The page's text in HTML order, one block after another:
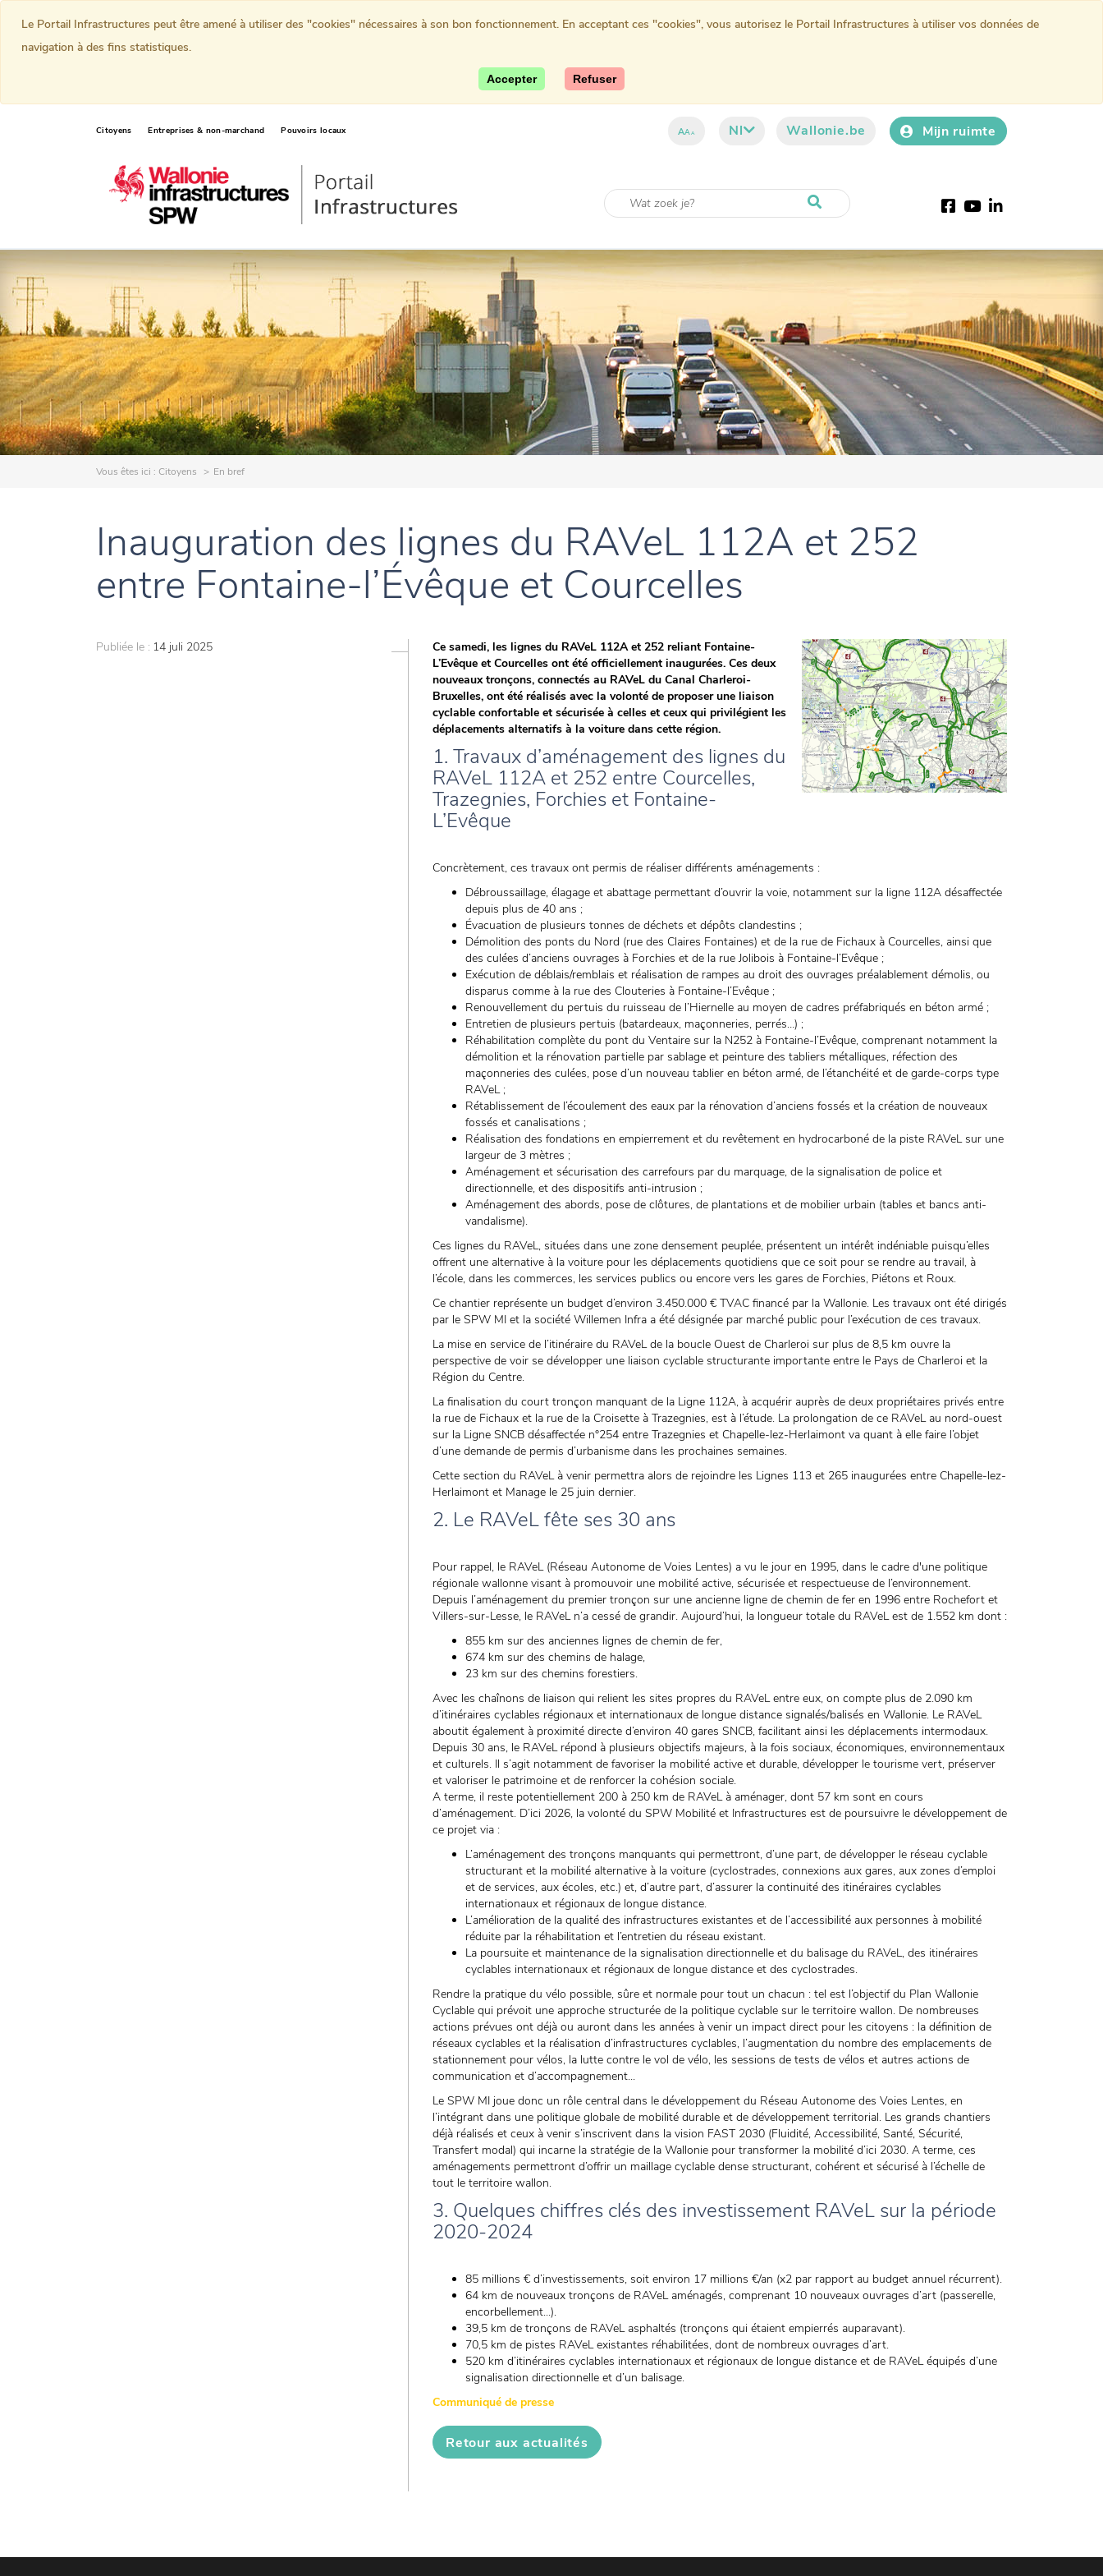
Citoyens Entreprises & non-marchand Pouvoirs locaux AAA Nl Wallonie.be Mijn ruimte
Facebook
YouTube
LinkedIn
Vous êtes ici : Citoyens En bref
Inauguration des lignes du RAVeL 112A et 252
entre Fontaine-l’Évêque et Courcelles
Publiée le : 14 juli 2025
Ce samedi, les lignes du RAVeL 112A et 252 reliant Fontaine-
L’Evêque et Courcelles ont été officiellement inaugurées. Ces deux
nouveaux tronçons, connectés au RAVeL du Canal Charleroi-
Bruxelles, ont été réalisés avec la volonté de proposer une liaison
cyclable confortable et sécurisée à celles et ceux qui privilégient les
déplacements alternatifs à la voiture dans cette région.
1. Travaux d’aménagement des lignes du
RAVeL 112A et 252 entre Courcelles,
Trazegnies, Forchies et Fontaine-
L’Evêque
Concrètement, ces travaux ont permis de réaliser différents aménagements :
Débroussaillage, élagage et abattage permettant d’ouvrir la voie, notamment sur la ligne 112A désaffectée
depuis plus de 40 ans ;
Évacuation de plusieurs tonnes de déchets et dépôts clandestins ;
Démolition des ponts du Nord (rue des Claires Fontaines) et de la rue de Fichaux à Courcelles, ainsi que
des culées d’anciens ouvrages à Forchies et de la rue Jolibois à Fontaine-l’Evêque ;
Exécution de déblais/remblais et réalisation de rampes au droit des ouvrages préalablement démolis, ou
disparus comme à la rue des Clouteries à Fontaine-l’Evêque ;
Renouvellement du pertuis du ruisseau de l’Hiernelle au moyen de cadres préfabriqués en béton armé ;
Entretien de plusieurs pertuis (batardeaux, maçonneries, perrés…) ;
Réhabilitation complète du pont du Ventaire sur la N252 à Fontaine-l’Evêque, comprenant notamment la
démolition et la rénovation partielle par sablage et peinture des tabliers métalliques, réfection des
maçonneries des culées, pose d’un nouveau tablier en béton armé, de l’étanchéité et de garde-corps type
RAVeL ;
Rétablissement de l’écoulement des eaux par la rénovation d’anciens fossés et la création de nouveaux
fossés et canalisations ;
Réalisation des fondations en empierrement et du revêtement en hydrocarboné de la piste RAVeL sur une
largeur de 3 mètres ;
Aménagement et sécurisation des carrefours par du marquage, de la signalisation de police et
directionnelle, et des dispositifs anti-intrusion ;
Aménagement des abords, pose de clôtures, de plantations et de mobilier urbain (tables et bancs anti-
vandalisme).
Ces lignes du RAVeL, situées dans une zone densement peuplée, présentent un intérêt indéniable puisqu’elles
offrent une alternative à la voiture pour les déplacements quotidiens que ce soit pour se rendre au travail, à
l’école, dans les commerces, les services publics ou encore vers les gares de Forchies, Piétons et Roux.
Ce chantier représente un budget d’environ 3.450.000 € TVAC financé par la Wallonie. Les travaux ont été dirigés
par le SPW MI et la société Willemen Infra a été désignée par marché public pour l’exécution de ces travaux.
La mise en service de l’itinéraire du RAVeL de la boucle Ouest de Charleroi sur plus de 8,5 km ouvre la
perspective de voir se développer une liaison cyclable structurante importante entre le Pays de Charleroi et la
Région du Centre.
La finalisation du court tronçon manquant de la Ligne 112A, à acquérir auprès de deux propriétaires privés entre
la rue de Fichaux et la rue de la Croisette à Trazegnies, est à l’étude. La prolongation de ce RAVeL au nord-ouest
sur la Ligne SNCB désaffectée n°254 entre Trazegnies et Chapelle-lez-Herlaimont va quant à elle faire l’objet
d’une demande de permis d’urbanisme dans les prochaines semaines.
Cette section du RAVeL à venir permettra alors de rejoindre les Lignes 113 et 265 inaugurées entre Chapelle-lez-
Herlaimont et Manage le 25 juin dernier.
2. Le RAVeL fête ses 30 ans
Pour rappel, le RAVeL (Réseau Autonome de Voies Lentes) a vu le jour en 1995, dans le cadre d'une politique
régionale wallonne visant à promouvoir une mobilité active, sécurisée et respectueuse de l’environnement.
Depuis l’aménagement du premier tronçon sur une ancienne ligne de chemin de fer en 1996 entre Rochefort et
Villers-sur-Lesse, le RAVeL n’a cessé de grandir. Aujourd’hui, la longueur totale du RAVeL est de 1.552 km dont :
855 km sur des anciennes lignes de chemin de fer,
674 km sur des chemins de halage,
23 km sur des chemins forestiers.
Avec les chaînons de liaison qui relient les sites propres du RAVeL entre eux, on compte plus de 2.090 km
d’itinéraires cyclables régionaux et internationaux de longue distance signalés/balisés en Wallonie. Le RAVeL
aboutit également à proximité directe d’environ 40 gares SNCB, facilitant ainsi les déplacements intermodaux.
Depuis 30 ans, le RAVeL répond à plusieurs objectifs majeurs, à la fois sociaux, économiques, environnementaux
et culturels. Il s’agit notamment de favoriser la mobilité active et durable, développer le tourisme vert, préserver
et valoriser le patrimoine et de renforcer la cohésion sociale.
A terme, il reste potentiellement 200 à 250 km de RAVeL à aménager, dont 57 km sont en cours
d’aménagement. D’ici 2026, la volonté du SPW Mobilité et Infrastructures est de poursuivre le développement de
ce projet via :
L’aménagement des tronçons manquants qui permettront, d’une part, de développer le réseau cyclable
structurant et la mobilité alternative à la voiture (cyclostrades, connexions aux gares, aux zones d’emploi
et de services, aux écoles, etc.) et, d’autre part, d’assurer la continuité des itinéraires cyclables
internationaux et régionaux de longue distance.
L’amélioration de la qualité des infrastructures existantes et de l’accessibilité aux personnes à mobilité
réduite par la réhabilitation et l’entretien du réseau existant.
La poursuite et maintenance de la signalisation directionnelle et du balisage du RAVeL, des itinéraires
cyclables internationaux et régionaux de longue distance et des cyclostrades.
Rendre la pratique du vélo possible, sûre et normale pour tout un chacun : tel est l’objectif du Plan Wallonie
Cyclable qui prévoit une approche structurée de la politique cyclable sur le territoire wallon. De nombreuses
actions prévues ont déjà ou auront dans les années à venir un impact direct pour les citoyens : la définition de
réseaux cyclables et la réalisation d’infrastructures cyclables, l’augmentation du nombre des emplacements de
stationnement pour vélos, la lutte contre le vol de vélo, les sessions de tests de vélos et autres actions de
communication et d’accompagnement...
Le SPW MI joue donc un rôle central dans le développement du Réseau Autonome des Voies Lentes, en
l’intégrant dans une politique globale de mobilité durable et de développement territorial. Les grands chantiers
déjà réalisés et ceux à venir s’inscrivent dans la vision FAST 2030 (Fluidité, Accessibilité, Santé, Sécurité,
Transfert modal) qui incarne la stratégie de la Wallonie pour transformer la mobilité d’ici 2030. A terme, ces
aménagements permettront d’offrir un maillage cyclable dense structurant, cohérent et sécurisé à l’échelle de
tout le territoire wallon.
3. Quelques chiffres clés des investissement RAVeL sur la période
2020-2024
85 millions € d’investissements, soit environ 17 millions €/an (x2 par rapport au budget annuel récurrent).
64 km de nouveaux tronçons de RAVeL aménagés, comprenant 10 nouveaux ouvrages d’art (passerelle,
encorbellement...).
39,5 km de tronçons de RAVeL asphaltés (tronçons qui étaient empierrés auparavant).
70,5 km de pistes RAVeL existantes réhabilitées, dont de nombreux ouvrages d’art.
520 km d’itinéraires cyclables internationaux et régionaux de longue distance et de RAVeL équipés d’une
signalisation directionnelle et d’un balisage.
Communiqué de presse
Retour aux actualités
Le Portail Infrastructures peut être amené à utiliser des "cookies" nécessaires à son bon fonctionnement. En acceptant ces "cookies", vous autorisez le Portail Infrastructures à utiliser vos données de
navigation à des fins statistiques.
Accepter Refuser